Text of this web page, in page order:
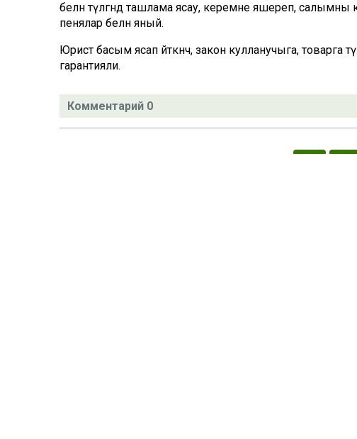
белән түләгәндә ташлама ясау, керемне яшереп, салымны
пенялар белән яный.
Юрист басым ясап әйткәнчә, закон кулланучыга, товарга
гарантияли.
Комментарий 0